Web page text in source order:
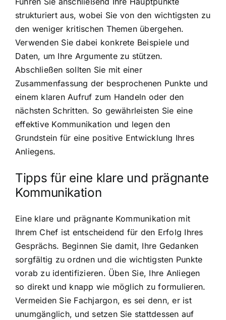
strukturiert aus, wobei Sie von den wichtigsten zu
den weniger kritischen Themen übergehen.
Verwenden Sie dabei konkrete Beispiele und
Daten, um Ihre Argumente zu stützen.
Abschließen sollten Sie mit einer
Zusammenfassung der besprochenen Punkte und
einem klaren Aufruf zum Handeln oder den
nächsten Schritten. So gewährleisten Sie eine
effektive Kommunikation und legen den
Grundstein für eine positive Entwicklung Ihres
Anliegens.
Tipps für eine klare und prägnante
Kommunikation
Eine klare und prägnante Kommunikation mit
Ihrem Chef ist entscheidend für den Erfolg Ihres
Gesprächs. Beginnen Sie damit, Ihre Gedanken
sorgfältig zu ordnen und die wichtigsten Punkte
vorab zu identifizieren. Üben Sie, Ihre Anliegen
so direkt und knapp wie möglich zu formulieren.
Vermeiden Sie Fachjargon, es sei denn, er ist
unumgänglich, und setzen Sie stattdessen auf